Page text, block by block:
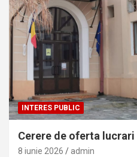
INTERES PUBLIC
Cerere de oferta lucrari
8 iunie 2026 admin